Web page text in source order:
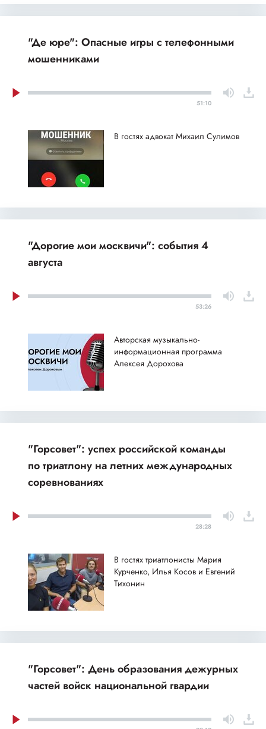
"Де юре": Опасные игры с телефонными
мошенниками
51:10
В гостях адвокат Михаил Сулимов
"Дорогие мои москвичи": события 4
августа
53:26
Авторская музыкально-
информационная программа
Алексея Дорохова
"Горсовет": успех российской команды
по триатлону на летних международных
соревнованиях
28:28
В гостях триатлонисты Мария
Курченко, Илья Косов и Евгений
Тихонин
"Горсовет": День образования дежурных
частей войск национальной гвардии